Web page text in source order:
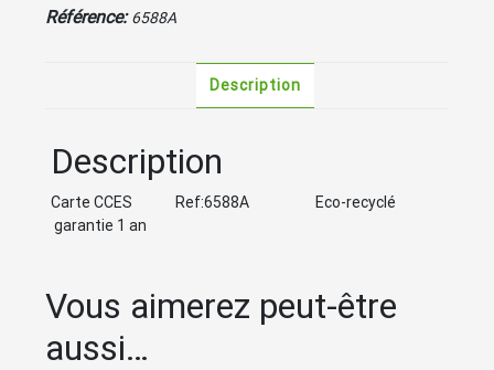
Référence:6588A
Description
Description
Carte CCES Ref:6588A Eco-recyclé
garantie 1 an
Vous aimerez peut-être
aussi…